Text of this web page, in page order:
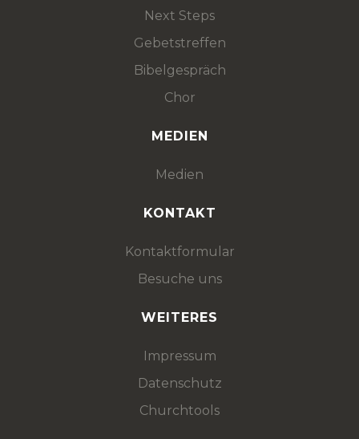
Next Steps
Gebetstreffen
Bibelgespräch
Chor
MEDIEN
Medien
KONTAKT
Kontaktformular
Besuche uns
WEITERES
Impressum
Datenschutz
Churchtools